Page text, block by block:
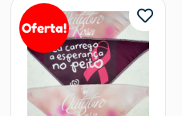
Oferta!